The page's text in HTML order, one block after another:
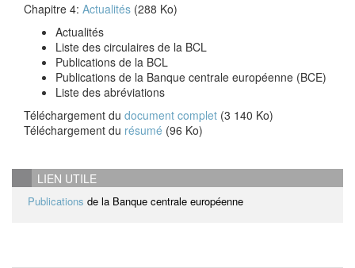
Chapitre 4: Actualités (288 Ko)
Actualités
Liste des circulaires de la BCL
Publications de la BCL
Publications de la Banque centrale européenne (BCE)
Liste des abréviations
Téléchargement du document complet (3 140 Ko)
Téléchargement du résumé (96 Ko)
LIEN UTILE
Publications de la Banque centrale européenne